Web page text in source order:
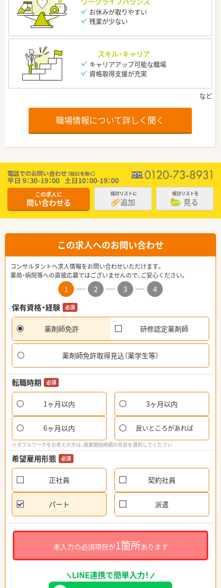
お休みが取りやすい
残業が少ない
スキル・キャリア
キャリアアップ可能な職場
資格取得支援が充実
職場情報について詳しく聞く
この求人に
問い合わせる
検討リストに
追加
検討リストを
見る
この求人へのお問い合わせ
コンサルタントへ求人情報をお問い合わせいただけます。
薬局・病院等への直接応募ではございませんので、ご安心ください。
1 2 3
4
保有資格・経験
必須
薬剤師免許 研修認定薬剤師
薬剤師免許取得見込（薬学生等）
転職時期 必須
1ヶ月以内 3ヶ月以内
6ヶ月以内 良いところがあれば
※ダブルワークをお考えの方は、就業開始時期の目安を選択してください
希望雇用形態 必須
正社員 契約社員
パート 派遣
未入力の必須項目が1箇所あります
LINE連携で簡単入力！